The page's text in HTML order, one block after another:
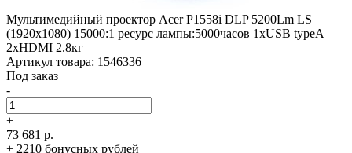
Мультимедийный проектор Acer P1558i DLP 5200Lm LS
(1920x1080) 15000:1 ресурс лампы:5000часов 1xUSB typeA
2xHDMI 2.8кг
Артикул товара: 1546336
Под заказ
-
+
73 681 р.
+ 2210 бонусных рублей